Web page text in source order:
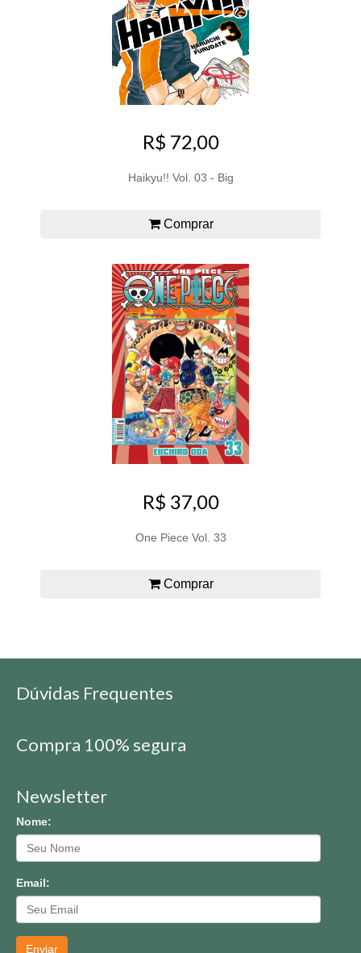
R$ 72,00
Haikyu!! Vol. 03 - Big
Comprar
R$ 37,00
One Piece Vol. 33
Comprar
Dúvidas Frequentes
Compra 100% segura
Newsletter
Nome:
Email:
Enviar